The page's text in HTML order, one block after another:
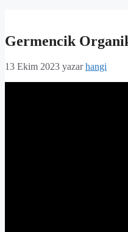
Germencik
13 Ekim 2023 yazarhangi